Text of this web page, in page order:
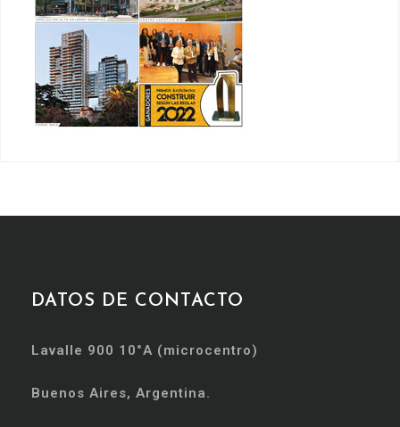
DATOS DE CONTACTO
Lavalle 900 10°A (microcentro)
Buenos Aires, Argentina.